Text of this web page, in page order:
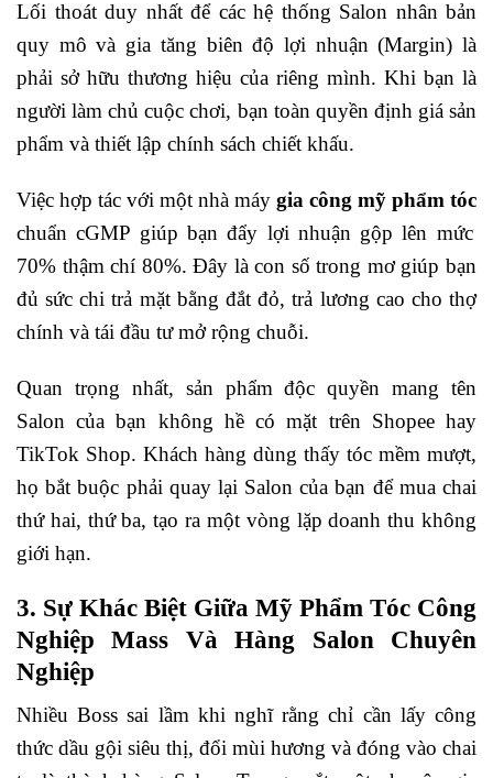
Lối thoát duy nhất để các hệ thống Salon nhân bản
quy mô và gia tăng biên độ lợi nhuận (Margin) là
phải sở hữu thương hiệu của riêng mình. Khi bạn là
người làm chủ cuộc chơi, bạn toàn quyền định giá sản
phẩm và thiết lập chính sách chiết khấu.
Việc hợp tác với một nhà máy gia công mỹ phẩm tóc
chuẩn cGMP giúp bạn đẩy lợi nhuận gộp lên mức
70% thậm chí 80%. Đây là con số trong mơ giúp bạn
đủ sức chi trả mặt bằng đắt đỏ, trả lương cao cho thợ
chính và tái đầu tư mở rộng chuỗi.
Quan trọng nhất, sản phẩm độc quyền mang tên
Salon của bạn không hề có mặt trên Shopee hay
TikTok Shop. Khách hàng dùng thấy tóc mềm mượt,
họ bắt buộc phải quay lại Salon của bạn để mua chai
thứ hai, thứ ba, tạo ra một vòng lặp doanh thu không
giới hạn.
3. Sự Khác Biệt Giữa Mỹ Phẩm Tóc Công
Nghiệp Mass Và Hàng Salon Chuyên
Nghiệp
Nhiều Boss sai lầm khi nghĩ rằng chỉ cần lấy công
thức dầu gội siêu thị, đổi mùi hương và đóng vào chai